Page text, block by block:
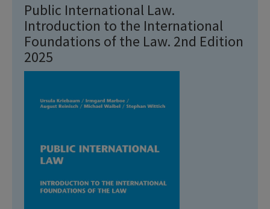
Public International Law.
Introduction to the International
Foundations of the Law. 2nd Edition
2025